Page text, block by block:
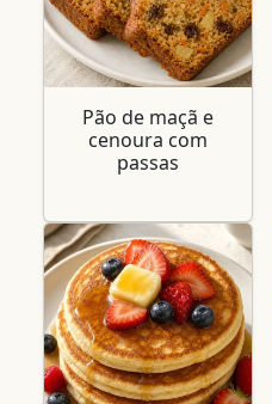
Pão de maçã e
cenoura com
passas